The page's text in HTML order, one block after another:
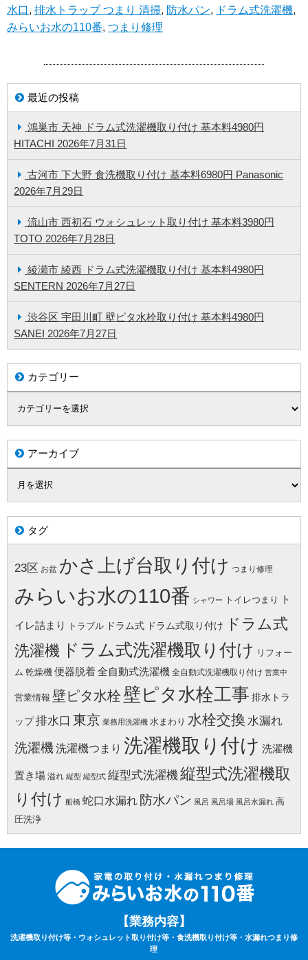
水口,排水トラップ つまり 清掃, 防水パン, ドラム式洗濯機,
みらいお水の110番,つまり修理
最近の投稿
鴻巣市 天神 ドラム式洗濯機取り付け 基本料4980円
HITACHI 2026年7月31日
古河市 下大野 食洗機取り付け 基本料6980円 Panasonic
2026年7月29日
流山市 西初石 ウォシュレット取り付け 基本料3980円
TOTO 2026年7月28日
綾瀬市 綾西 ドラム式洗濯機取り付け 基本料4980円
SENTERN 2026年7月27日
渋谷区 宇田川町 壁ピタ水栓取り付け 基本料4980円
SANEI 2026年7月27日
カテゴリー
アーカイブ
タグ
23区 お盆 かさ上げ台取り付け つまり修理
みらいお水の110番 シャワー トイレつまり ト
イレ詰まり トラブル ドラム式 ドラム式取り付け
ドラム式
洗濯機 ドラム式洗濯機取り付け リフォー
ム 乾燥機 便器脱着全自動式洗濯機 全自動式洗濯機取り付け 営業中
営業情報 壁ピタ水栓 壁ピタ水栓工事 排水トラ
ップ排水口 東京 業務用洗濯機 水まわり 水栓交換 水漏れ
洗濯機 洗濯機つまり 洗濯機取り付け 洗濯機
置き場 溢れ 縦型 縦型式 縦型式洗濯機縦型式洗濯機取
り付け 船橋 蛇口水漏れ 防水パン 風呂 風呂場 風呂水漏れ 高
圧洗浄
【業務内容】
洗濯機取り付け等・ウォシュレット取り付け等・食洗機取り付け等・水漏れつまり修
理